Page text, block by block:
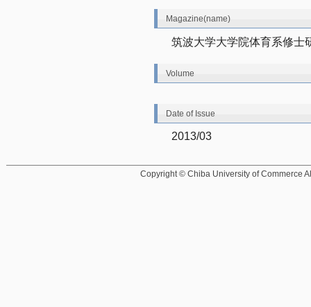
Magazine(name)
筑波大学大学院体育系修士
Volume
Date of Issue
2013/03